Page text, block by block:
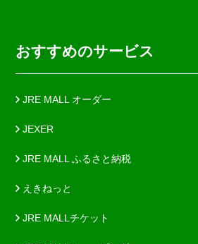
おすすめのサービス
JRE MALL オーダー
JEXER
JRE MALL ふるさと納税
えきねっと
JRE MALLチケット